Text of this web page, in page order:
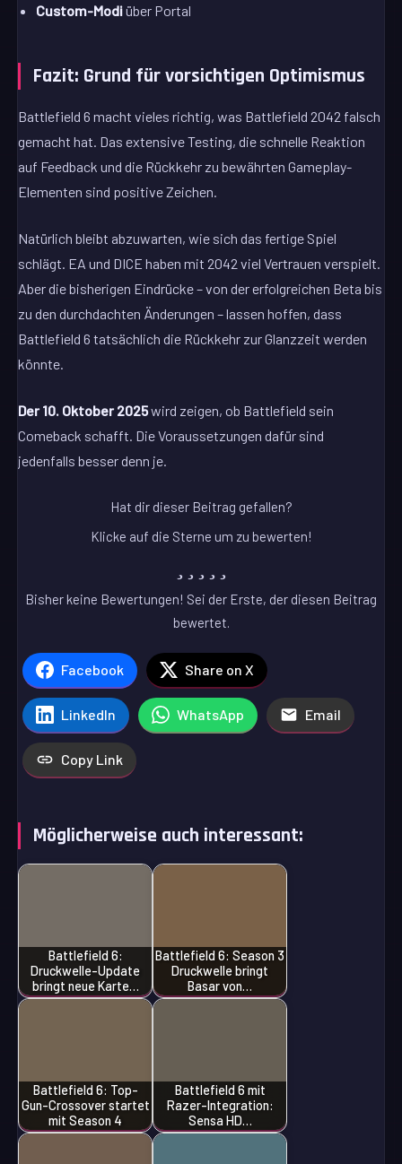
Custom-Modiüber Portal
Fazit: Grund für vorsichtigen Optimismus
Battlefield 6 macht vieles richtig, was Battlefield 2042 falsch
gemacht hat. Das extensive Testing, die schnelle Reaktion
auf Feedback und die Rückkehr zu bewährten Gameplay-
Elementen sind positive Zeichen.
Natürlich bleibt abzuwarten, wie sich das fertige Spiel
schlägt. EA und DICE haben mit 2042 viel Vertrauen verspielt.
Aber die bisherigen Eindrücke – von der erfolgreichen Beta bis
zu den durchdachten Änderungen – lassen hoffen, dass
Battlefield 6 tatsächlich die Rückkehr zur Glanzzeit werden
könnte.
Der 10. Oktober 2025wird zeigen, ob Battlefield sein
Comeback schafft. Die Voraussetzungen dafür sind
jedenfalls besser denn je.
Hat dir dieser Beitrag gefallen?
Klicke auf die Sterne um zu bewerten!
Bisher keine Bewertungen! Sei der Erste, der diesen Beitrag
bewertet.
Facebook Share on X
LinkedIn WhatsApp Email
Copy Link
Möglicherweise auch interessant:
Battlefield 6:
Druckwelle-Update
bringt neue Karte…
Battlefield 6: Season 3
Druckwelle bringt
Basar von…
Battlefield 6: Top-
Gun-Crossover startet
mit Season 4
Battlefield 6 mit
Razer-Integration:
Sensa HD…